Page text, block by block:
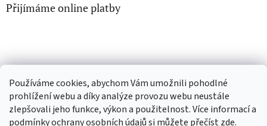
Používáme cookies, abychom Vám umožnili pohodlné
prohlížení webu a díky analýze provozu webu neustále
zlepšovali jeho funkce, výkon a použitelnost. Více informací a
podmínky ochrany osobních údajů si můžete přečístzde.
Přijímáme online platby
CD-hudba.cz EN-filmy.cz